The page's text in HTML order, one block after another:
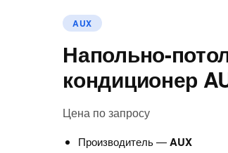
AUX
Напольно-
кондиционер
Цена по запросу
Производитель —AUX